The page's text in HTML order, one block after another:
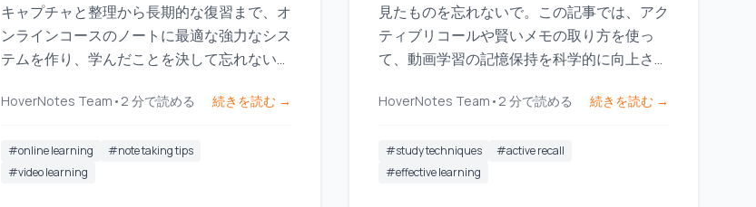
キャプチャと整理から長期的な復習まで、オ
ンラインコースのノートに最適な強力なシス
テムを作り、学んだことを決して忘れないよ
HoverNotes Team • 2 分で読める 続きを読む →
#online learning #note taking tips
#video learning
見たものを忘れないで。この記事では、アク
ティブリコールや賢いメモの取り方を使っ
て、動画学習の記憶保持を科学的に向上させ
HoverNotes Team • 2 分で読める 続きを読む →
#study techniques #active recall
#effective learning